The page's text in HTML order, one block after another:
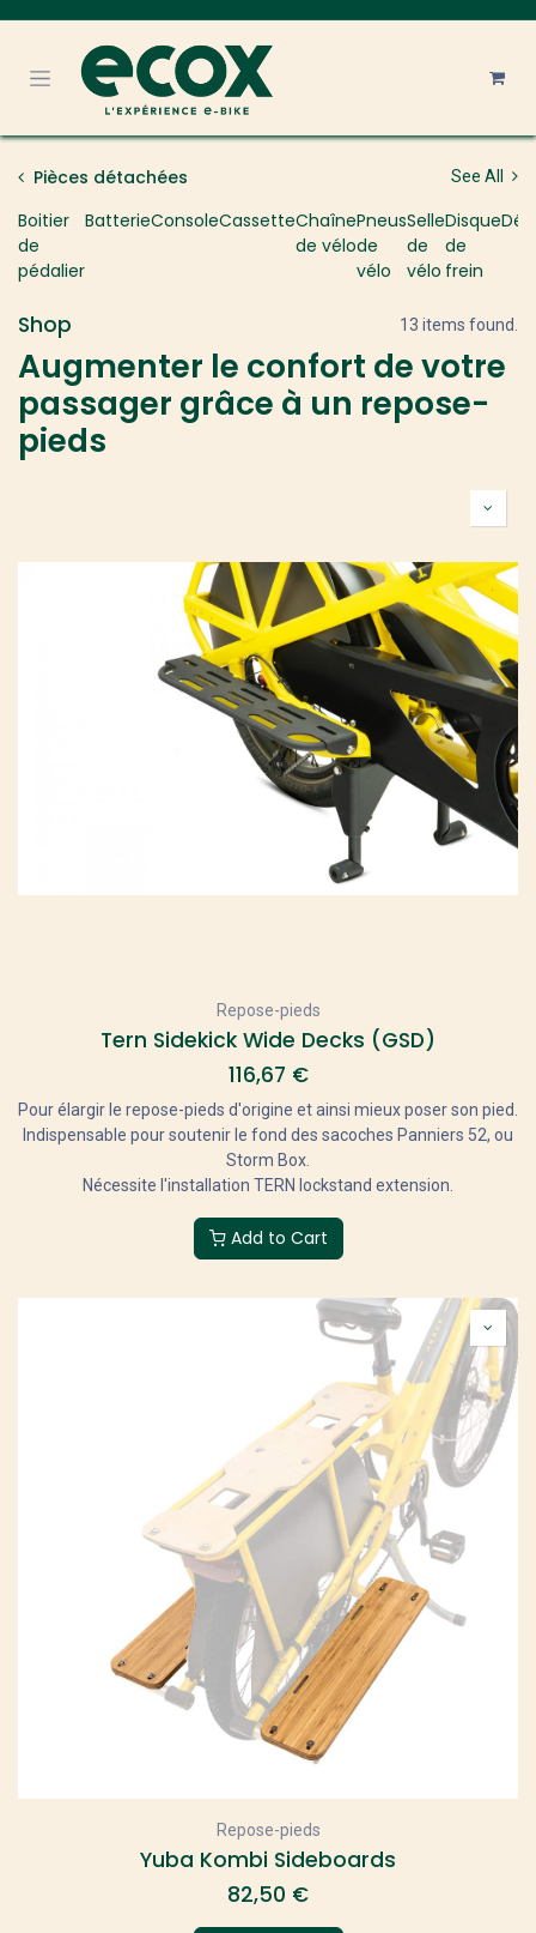
Pièces détachées See All
Boitier
de
pédalier
BatterieConsoleCassetteChaîne
de vélo
Pneus
de
vélo
Selle
de
vélo
Disque
de
frein
Shop 13 items found.
Augmenter le confort de votre
passager grâce à un repose-
pieds
Repose-pieds
Tern Sidekick Wide Decks (GSD)
116,67 €
Pour élargir le repose-pieds d'origine et ainsi mieux poser son pied.
Indispensable pour soutenir le fond des sacoches Panniers 52, ou
Storm Box.
Nécessite l'installation TERN lockstand extension.
Add to Cart
Repose-pieds
Yuba Kombi Sideboards
82,50 €